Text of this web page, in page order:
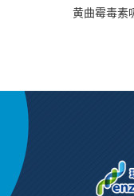
黄曲霉毒素